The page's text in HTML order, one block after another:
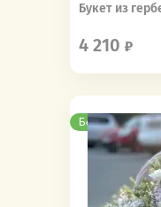
Букет из
4 210
Бесплатная